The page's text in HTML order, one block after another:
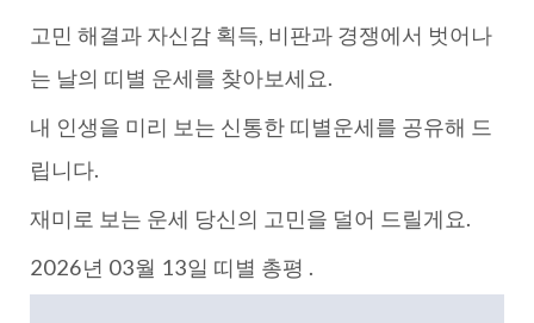
이
고민 해결과 자신감 획득, 비판과 경쟁에서 벗어나
는 날의 띠별 운세를 찾아보세요.
내 인생을 미리 보는 신통한 띠별운세를 공유해 드
립니다.
재미로 보는 운세 당신의 고민을 덜어 드릴게요.
2026년 03월 13일 띠별 총평 .